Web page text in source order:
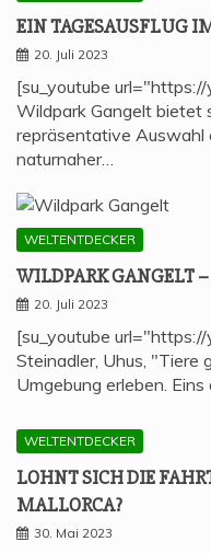
EIN TAGES­AUS­FLUG
20. Juli 2023
[su_youtube
Wildpark Gangelt bietet
repräsentative Auswahl
naturnaher…
WELTENTDECKER
WILD­PARK GAN­GELT
20. Juli 2023
[su_youtube
Steinadler, Uhus, "Tiere
Umgebung erleben.
WELTENTDECKER
LOHNT SICH DIE
MALLORCA?
30. Mai 2023